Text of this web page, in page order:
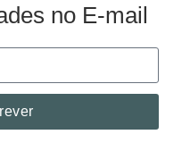
no E-mail